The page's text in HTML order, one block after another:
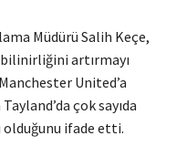
Müdürü Salih Keçe,
artırmayı
United’a
çok sayıda
olduğunu ifade etti.